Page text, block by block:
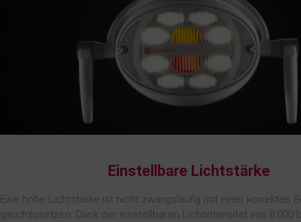
Einstellbare Lichtstärke
Eine hohe Lichtstärke ist nicht zwangsläufig mit einer korrekten
gleichzusetzen. Dank der einstellbaren Lichtintensität von 8.000